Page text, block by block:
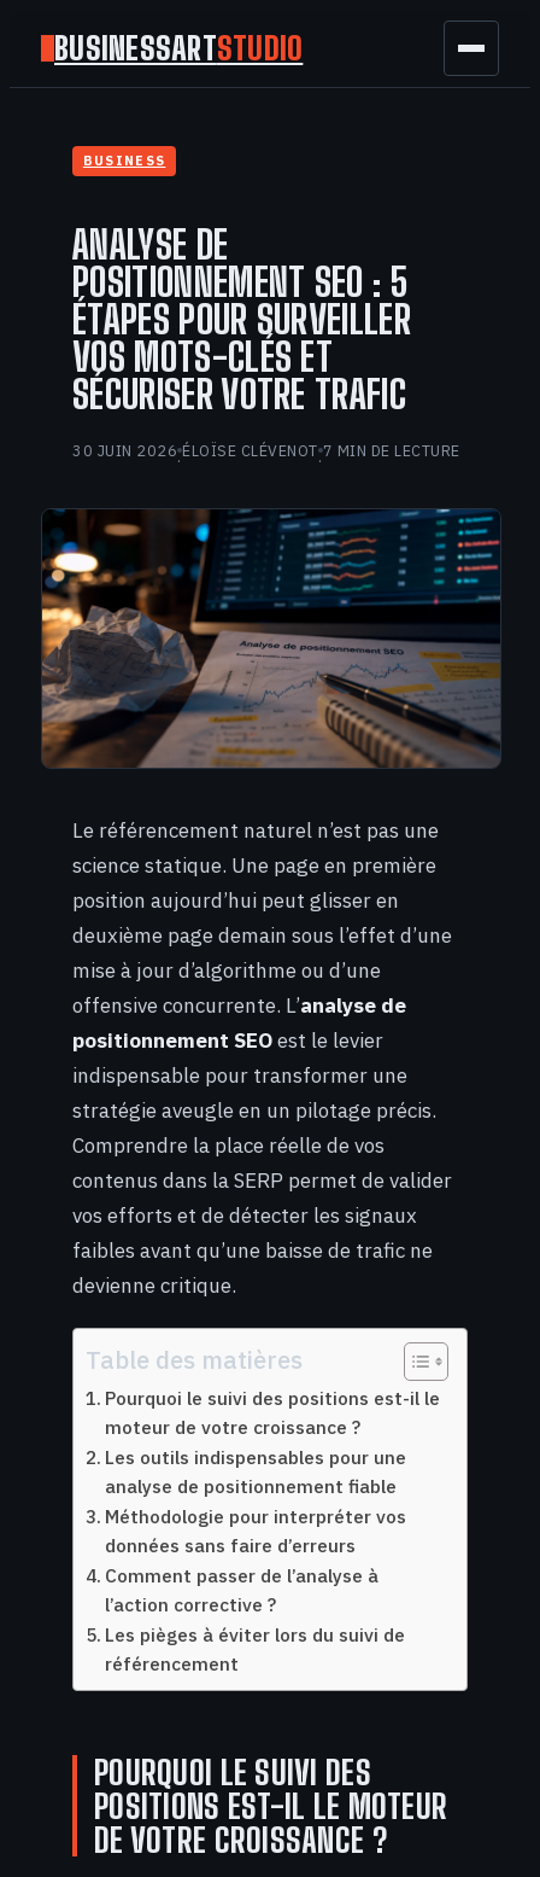
BUSINESSARTSTUDIO
FINANCE
TECH
GAMING
BUSINESS
ANALYSE DE
POSITIONNEMENT SEO : 5
ÉTAPES POUR SURVEILLER
VOS MOTS-CLÉS ET
SÉCURISER VOTRE TRAFIC
30 JUIN 2026·ÉLOÏSE CLÉVENOT·7 MIN DE LECTURE
Le référencement naturel n’est pas une
science statique. Une page en première
position aujourd’hui peut glisser en
deuxième page demain sous l’effet d’une
mise à jour d’algorithme ou d’une
offensive concurrente. L’analyse de
positionnement SEOest le levier
indispensable pour transformer une
stratégie aveugle en un pilotage précis.
Comprendre la place réelle de vos
contenus dans la SERP permet de valider
vos efforts et de détecter les signaux
faibles avant qu’une baisse de trafic ne
devienne critique.
Table des matières
Pourquoi le suivi des positions est-il le
moteur de votre croissance ?
Les outils indispensables pour une
analyse de positionnement fiable
Méthodologie pour interpréter vos
données sans faire d’erreurs
Comment passer de l’analyse à
l’action corrective ?
Les pièges à éviter lors du suivi de
référencement
POURQUOI LE SUIVI DES
POSITIONS EST-IL LE MOTEUR
DE VOTRE CROISSANCE ?